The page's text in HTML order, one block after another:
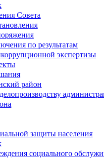
Совета
по результатам
экспертизы
район
защиты населения
социального